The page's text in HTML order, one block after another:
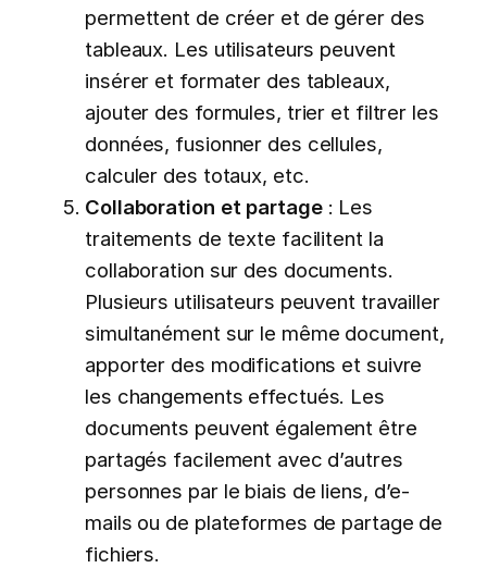
permettent de créer et de gérer des
tableaux. Les utilisateurs peuvent
insérer et formater des tableaux,
ajouter des formules, trier et filtrer les
données, fusionner des cellules,
calculer des totaux, etc.
Collaboration et partage : Les
traitements de texte facilitent la
collaboration sur des documents.
Plusieurs utilisateurs peuvent travailler
simultanément sur le même document,
apporter des modifications et suivre
les changements effectués. Les
documents peuvent également être
partagés facilement avec d’autres
personnes par le biais de liens, d’e-
mails ou de plateformes de partage de
fichiers.